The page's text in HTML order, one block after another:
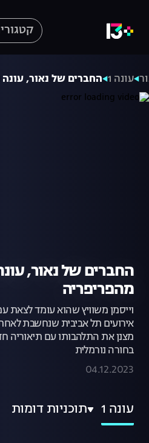
עונה 1 החברים של נאור, עונה 1, פרק 13: נערה מהפריפריה
מהפריפריה
וייסמן משוויץ שהוא עומד
אירועים תל אביבית שנחשבת
מצנן את התלהבותו עם תיאוריה
בחורה נורמלית
04.12.2023
עונה 1 תוכניות דומות